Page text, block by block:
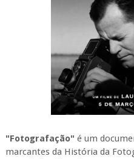
"Fotografação" é um
marcantes da História da